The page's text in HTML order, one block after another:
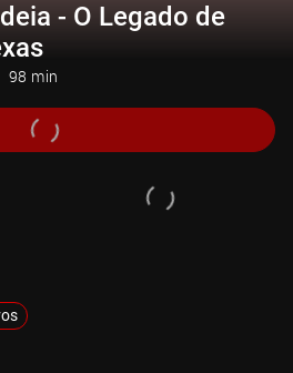
- O Legado de
98 min